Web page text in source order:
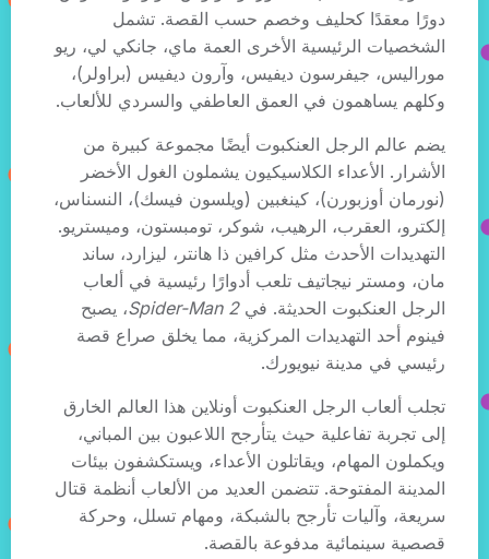
دورًا معقدًا كحليف وخصم حسب القصة. تشمل
الشخصيات الرئيسية الأخرى العمة ماي، جانكي لي، ريو
موراليس، جيفرسون ديفيس، وآرون ديفيس (براولر)،
وكلهم يساهمون في العمق العاطفي والسردي للألعاب.
يضم عالم الرجل العنكبوت أيضًا مجموعة كبيرة من
الأشرار. الأعداء الكلاسيكيون يشملون الغول الأخضر
(نورمان أوزبورن)، كينغبين (ويلسون فيسك)، النسناس،
إلكترو، العقرب، الرهيب، شوكر، تومبستون، وميستريو.
التهديدات الأحدث مثل كرافين ذا هانتر، ليزارد، ساند
مان، ومستر نيجاتيف تلعب أدوارًا رئيسية في ألعاب
الرجل العنكبوت الحديثة. فيSpider-Man 2، يصبح
فينوم أحد التهديدات المركزية، مما يخلق صراع قصة
رئيسي في مدينة نيويورك.
تجلب ألعاب الرجل العنكبوت أونلاين هذا العالم الخارق
إلى تجربة تفاعلية حيث يتأرجح اللاعبون بين المباني،
ويكملون المهام، ويقاتلون الأعداء، ويستكشفون بيئات
المدينة المفتوحة. تتضمن العديد من الألعاب أنظمة قتال
سريعة، وآليات تأرجح بالشبكة، ومهام تسلل، وحركة
قصصية سينمائية مدفوعة بالقصة.